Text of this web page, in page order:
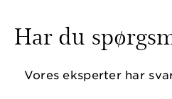
Har du
Vores eksperter har